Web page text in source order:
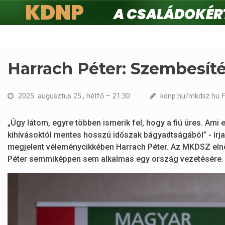
KDNP
A családokért.
Harrach Péter:
2025. augusztus 25., hétfő – 21:30 kdnp.hu/mkdsz.hu
„Úgy látom, egyre többen ismerik fel, hogy a fiú üres.
kihívásoktól mentes hosszú időszak bágyadtságából” -
megjelent véleménycikkében Harrach Péter. Az MKDSZ
Péter semmiképpen sem alkalmas egy ország vezetésére.